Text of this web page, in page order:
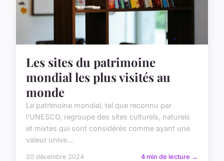
Les sites du patrimoine
mondial les plus visités au
monde
Le patrimoine mondial, tel que reconnu par
l'UNESCO, regroupe des sites culturels, naturels
et mixtes qui sont considérés comme ayant une
valeur unive...
20 décembre 2024 4 min de lecture →